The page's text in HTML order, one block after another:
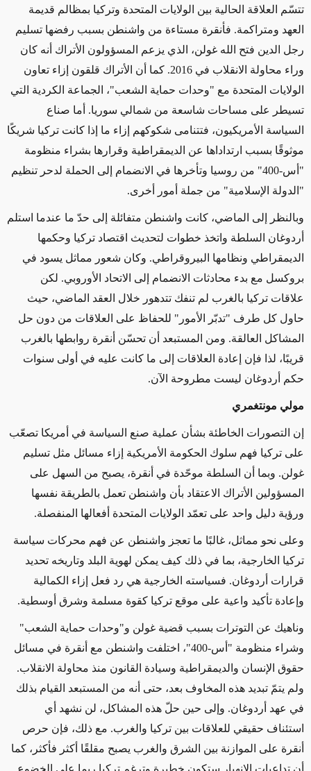
تتسّم العلاقة الحالية بين الولايات المتحدة وتركيا بمظالم قديمة
العهد ومتراكمة. فأنقرة مستاءة من واشنطن بسبب رفضها تسليم
رجل الدين فتح الله غولن، الذي يزعم المسؤولون الأتراك أنه كان
وراء محاولة الانقلاب في 2016. كما أن الأتراك قلقون إزاء تعاون
الولايات المتحدة مع "وحدات حماية الشعب"، الجماعة الكردية التي
تسيطر على مساحات شاسعة من شمالي سوريا. أما صناع
السياسة الأمريكيون، فتتنامى شكوكهم إزاء ما إذا كانت تركيا شريكًا
موثوقًا بسبب ارتداداها عن الديمقراطية وقرارها بشراء منظومة
"أس-400" من روسيا وتأخرها في الانضمام إلى الحملة لدحر تنظيم
"الدولة الإسلامية" من جملة أمور أخرى.
وبالنظر إلى الماضي، كانت واشنطن متفائلة إلى حدّ ما عندما استلم
أردوغان السلطة واتخذ خطوات لتحديث اقتصاد تركيا وحكمها
الديمقراطي ونظامها البيروقراطي. وكان شعور مماثل يسود في
بروكسل مع بدء محادثات الانضمام إلى الاتحاد الأوروبي. لكن
علاقات تركيا بالغرب لم تنفك تتدهور خلال العقد الماضي، حيث
حاول كل طرف "تدبّر الأمور" للحفاظ على العلاقات من دون حل
المشاكل العالقة. ومن المستبعد أن تحسّن أنقرة روابطها بالغرب
قريبًا، لذا فإن إعادة العلاقات إلى ما كانت عليه في أولى سنوات
حكم أردوغان ليست مطروحة الآن.
مولي مونتغمري
إن التصورات الخاطئة بشأن عملية صنع السياسة في أمريكا تصعّب
على تركيا فهم سلوك الحكومة الأمريكية إزاء مسائل مثل تسليم
غولن. وبما أن السلطة موحّدة في أنقرة، يصبح من السهل على
المسؤولين الأتراك الاعتقاد بأن واشنطن تعمل بالطريقة نفسها
ورؤية دليل واحد على تعمّد الولايات المتحدة أفعالها المنفصلة.
وعلى نحو مماثل، غالبًا ما تعجز واشنطن عن فهم محركات سياسة
تركيا الخارجية، بما في ذلك كيف يمكن لهوية البلد وتاريخه تحديد
قرارات أردوغان. فسياسته الخارجية هي رد فعل إزاء الكمالية
وإعادة تأكيد واعية على موقع تركيا كقوة مسلمة وشرق أوسطية.
وناهيك عن التوترات بسبب قضية غولن و"وحدات حماية الشعب"
وشراء منظومة "أس-400"، اختلفت واشنطن مع أنقرة في مسائل
حقوق الإنسان والديمقراطية وسيادة القانون منذ محاولة الانقلاب.
ولم يتمّ تبديد هذه المخاوف بعد، حتى أنه من المستبعد القيام بذلك
في عهد أردوغان. وإلى حين حلّ هذه المشاكل، لن نشهد أي
استئناف حقيقي للعلاقات بين تركيا والغرب. مع ذلك، فإن حرص
أنقرة على الموازنة بين الشرق والغرب يصبح مقلقًا أكثر فأكثر، كما
أن تداعيات الانهيار ستكون خطيرة وترغم تركيا ربما على الخضوع